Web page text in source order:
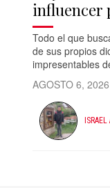
influencer
Todo el que
de sus propios
impresentables
AGOSTO 6, 2026